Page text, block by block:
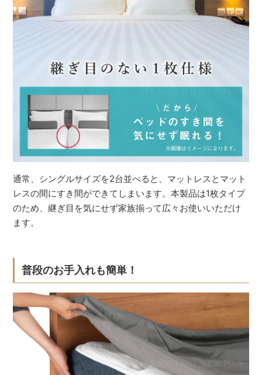
通常、シングルサイズを2台並べると、マットレスとマット
レスの間にすき間ができてしまいます。本製品は1枚タイプ
のため、継ぎ目を気にせず家族揃って広々お使いいただけ
ます。
普段のお手入れも簡単！